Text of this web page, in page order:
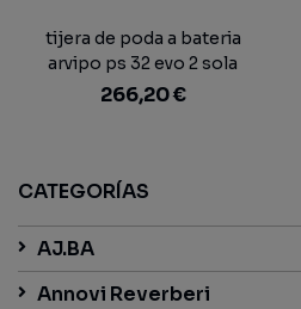
tijera de poda a bateria
arvipo ps 32 evo 2 sola
266,20 €
CATEGORÍAS
AJ.BA
Annovi Reverberi